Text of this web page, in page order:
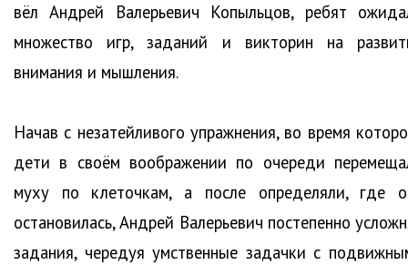
вёл Андрей Валерьевич Копыльцов, ребят
множество игр, заданий и викторин на
внимания и мышления.
Начав с незатейливого упражнения, во время
дети в своём воображении по очереди
муху по клеточкам, а после определяли, где
остановилась, Андрей Валерьевич постепенно
задания, чередуя умственные задачки с